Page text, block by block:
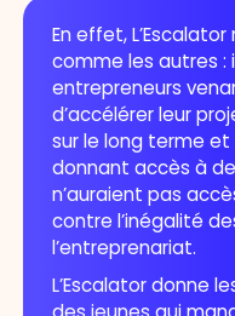
En effet,
comme les autres :
entrepreneurs
d’accélérer leur
sur le long terme
donnant accès à
n’auraient pas
contre l’inégalité
l’entreprenariat.
L’Escalator donne